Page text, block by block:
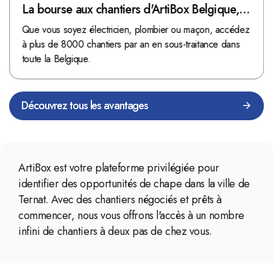
La bourse aux chantiers d'ArtiBox Belgique,
véritable mine d'or !
Que vous soyez électricien, plombier ou maçon, accédez
à plus de 8000 chantiers par an en sous-traitance dans
toute la Belgique.
Découvrez tous les avantages
ArtiBox est votre plateforme privilégiée pour
identifier des opportunités de chape dans la ville de
Ternat. Avec des chantiers négociés et prêts à
commencer, nous vous offrons l'accès à un nombre
infini de chantiers à deux pas de chez vous.